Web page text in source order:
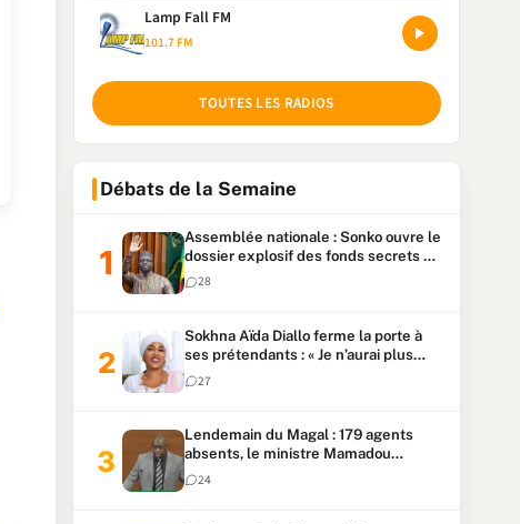
Lamp Fall FM
101.7 FM
TOUTES LES RADIOS
Débats de la Semaine
Assemblée nationale : Sonko ouvre le
dossier explosif des fonds secrets et
du patrimoine présidentiel
28
Sokhna Aïda Diallo ferme la porte à
ses prétendants : « Je n’aurai plus
jamais un autre mari »
27
Lendemain du Magal : 179 agents
absents, le ministre Mamadou
Lamine Dianté exige des explications
24